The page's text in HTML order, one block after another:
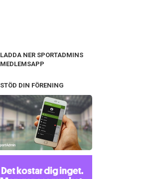
LADDA NER SPORTADMINS
MEDLEMSAPP
STÖD DIN FÖRENING